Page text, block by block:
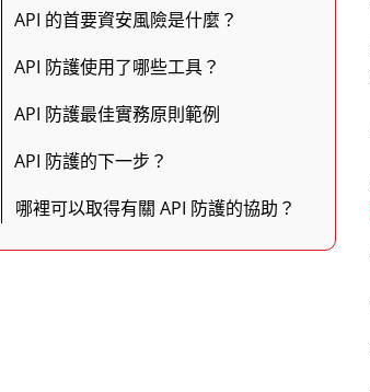
API 的首要資安風險是什麼？
API 防護使用了哪些工具？
API 防護最佳實務原則範例
API 防護的下一步？
哪裡可以取得有關 API 防護的協助？